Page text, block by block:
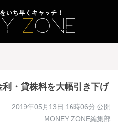
いち早くキャッチ！
・貸株料を大幅引き下げ
2019年05月13日 16時06分 公開
MONEY ZONE編集部